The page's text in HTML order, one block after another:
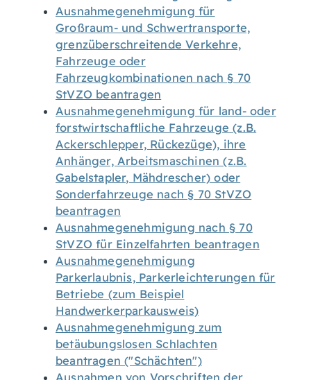
Ausnahmegenehmigung für
Großraum- und Schwertransporte,
grenzüberschreitende Verkehre,
Fahrzeuge oder
Fahrzeugkombinationen nach § 70
StVZO beantragen
Ausnahmegenehmigung für land- oder
forstwirtschaftliche Fahrzeuge (z.B.
Ackerschlepper, Rückezüge), ihre
Anhänger, Arbeitsmaschinen (z.B.
Gabelstapler, Mähdrescher) oder
Sonderfahrzeuge nach § 70 StVZO
beantragen
Ausnahmegenehmigung nach § 70
StVZO für Einzelfahrten beantragen
Ausnahmegenehmigung
Parkerlaubnis, Parkerleichterungen für
Betriebe (zum Beispiel
Handwerkerparkausweis)
Ausnahmegenehmigung zum
betäubungslosen Schlachten
beantragen ("Schächten")
Ausnahmen von Vorschriften der